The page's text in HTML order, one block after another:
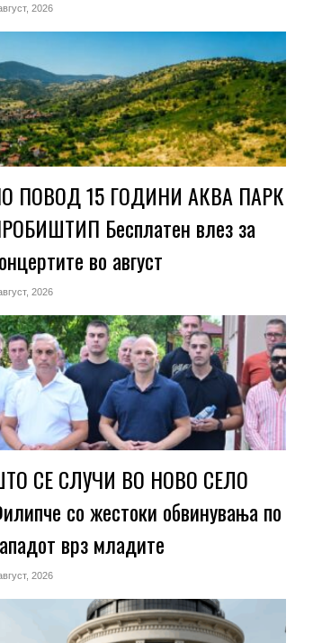
2026
ПОВОД 15 ГОДИНИ АКВА ПАРК
Бесплатен влез за
во август
2026
СЕ СЛУЧИ ВО НОВО СЕЛО
со жестоки обвинувања по
врз младите
2026